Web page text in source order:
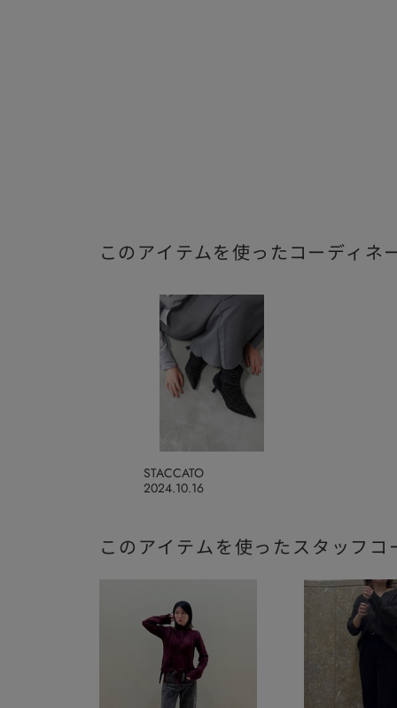
このアイテムを使ったコーディネ
2024.10.16
STACCATO
このアイテムを使ったスタッフコ